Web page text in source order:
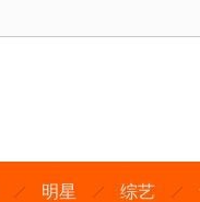
明星 综艺